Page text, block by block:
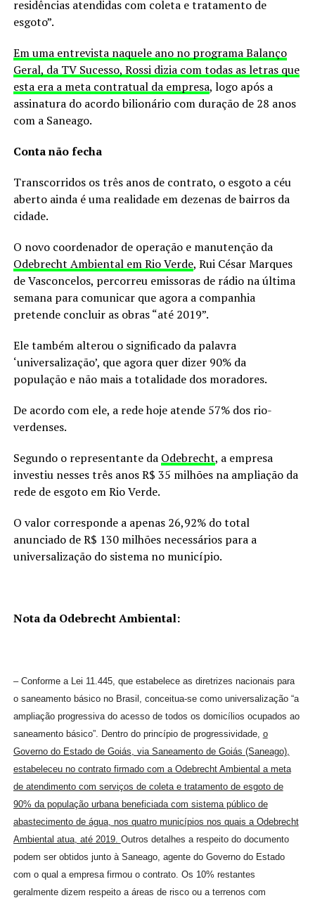
residências atendidas com coleta e tratamento de
esgoto”.
Em uma entrevista naquele ano no programa Balanço
Geral, da TV Sucesso, Rossi dizia com todas as letras que
esta era a meta contratual da empresa, logo após a
assinatura do acordo bilionário com duração de 28 anos
com a Saneago.
Conta não fecha
Transcorridos os três anos de contrato, o esgoto a céu
aberto ainda é uma realidade em dezenas de bairros da
cidade.
O novo coordenador de operação e manutenção da
Odebrecht Ambiental em Rio Verde, Rui César Marques
de Vasconcelos, percorreu emissoras de rádio na última
semana para comunicar que agora a companhia
pretende concluir as obras “até 2019”.
Ele também alterou o significado da palavra
‘universalização’, que agora quer dizer 90% da
população e não mais a totalidade dos moradores.
De acordo com ele, a rede hoje atende 57% dos rio-
verdenses.
Segundo o representante da Odebrecht, a empresa
investiu nesses três anos R$ 35 milhões na ampliação da
rede de esgoto em Rio Verde.
O valor corresponde a apenas 26,92% do total
anunciado de R$ 130 milhões necessários para a
universalização do sistema no município.
Nota da Odebrecht Ambiental:
– Conforme a Lei 11.445, que estabelece as diretrizes nacionais para
o saneamento básico no Brasil, conceitua-se como universalização “a
ampliação progressiva do acesso de todos os domicílios ocupados ao
saneamento básico”. Dentro do princípio de progressividade, o
Governo do Estado de Goiás, via Saneamento de Goiás (Saneago),
estabeleceu no contrato firmado com a Odebrecht Ambiental a meta
de atendimento com serviços de coleta e tratamento de esgoto de
90% da população urbana beneficiada com sistema público de
abastecimento de água, nos quatro municípios nos quais a Odebrecht
Ambiental atua, até 2019. Outros detalhes a respeito do documento
podem ser obtidos junto à Saneago, agente do Governo do Estado
com o qual a empresa firmou o contrato. Os 10% restantes
geralmente dizem respeito a áreas de risco ou a terrenos com